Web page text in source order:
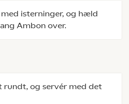
isterninger, og hæld
Ambon over.
rundt, og servér med det